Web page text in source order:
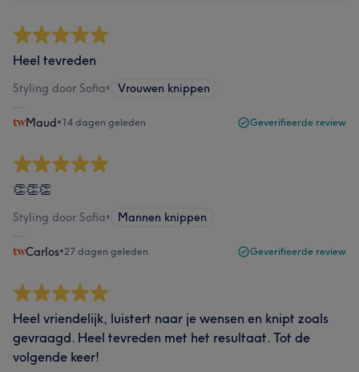
Heel tevreden
Styling door Sofia• Vrouwen knippen
Maud•14 dagen geleden Geverifieerde review
👏👏👏
Styling door Sofia• Mannen knippen
Carlos•27 dagen geleden Geverifieerde review
Heel vriendelijk, luistert naar je wensen en knipt zoals
gevraagd. Heel tevreden met het resultaat. Tot de
volgende keer!